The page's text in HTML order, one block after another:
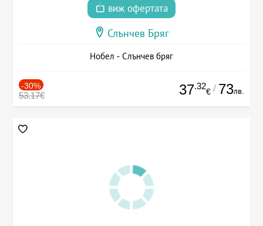
виж офертата
Слънчев Бряг
Нобел - Слънчев бряг
-30%
53.17€ 37.32
€ / 73лв.